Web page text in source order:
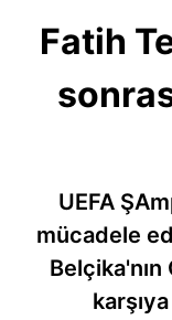
Fatih
UEFA
mücadele